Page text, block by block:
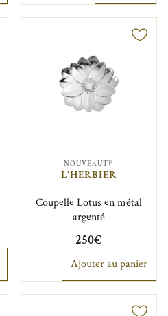
NOUVEAUTÉ
L'HERBIER
Coupelle Lotus en métal
argenté
250€
Ajouter au panier